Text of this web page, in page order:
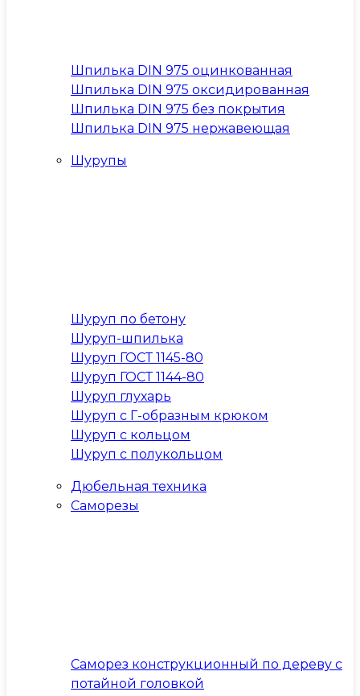
Шпилька DIN 975 оцинкованная
Шпилька DIN 975 оксидированная
Шпилька DIN 975 без покрытия
Шпилька DIN 975 нержавеющая
Шурупы
Шуруп по бетону
Шуруп-шпилька
Шуруп ГОСТ 1145-80
Шуруп ГОСТ 1144-80
Шуруп глухарь
Шуруп с Г-образным крюком
Шуруп с кольцом
Шуруп с полукольцом
Дюбельная техника
Саморезы
Саморез конструкционный по дереву с
потайной головкой